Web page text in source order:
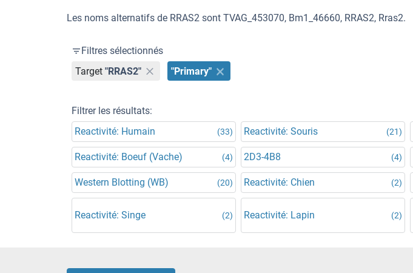
Les noms alternatifs de RRAS2 sont TVAG_453070, Bm1_46660, RRAS2, Rras2.
Filtres sélectionnés
Target "RRAS2" "Primary"
Filtrer les résultats:
Reactivité: Humain
(33) Reactivité: Souris (21)
Reactivité: Boeuf (Vache) (4) 2D3-4B8 (4)
Western Blotting (WB) (20) Reactivité: Chien (2)
Reactivité: Singe (2) Reactivité: Lapin (2)